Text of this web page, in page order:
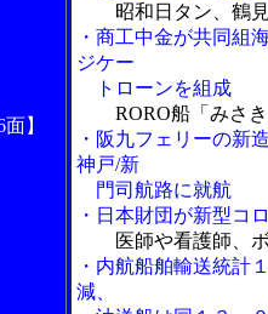
】
昭和日タン、鶴
・商工中金が共同組
ジケー
トローンを組成
RORO船「みさ
・阪九フェリーの新
神戸/新
門司航路に就航
・日本財団が新型コ
医師や看護師、
・内航船舶輸送統計
減、